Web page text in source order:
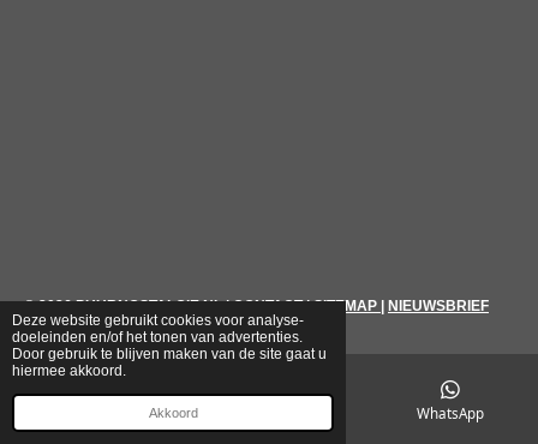
Deze website gebruikt cookies voor analyse-
doeleinden en/of het tonen van advertenties.
Door gebruik te blijven maken van de site gaat u
hiermee akkoord.
Akkoord
© 2026 PUURNOSTALGIE.NL|CONTACT|SITEMAP NIEUWSBRIEF
WhatsApp